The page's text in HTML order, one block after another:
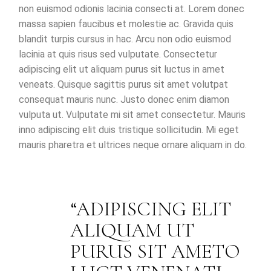
non euismod odionis lacinia consecti at. Lorem donec
massa sapien faucibus et molestie ac. Gravida quis
blandit turpis cursus in hac. Arcu non odio euismod
lacinia at quis risus sed vulputate. Consectetur
adipiscing elit ut aliquam purus sit luctus in amet
veneats. Quisque sagittis purus sit amet volutpat
consequat mauris nunc. Justo donec enim diamon
vulputa ut. Vulputate mi sit amet consectetur. Mauris
inno adipiscing elit duis tristique sollicitudin. Mi eget
mauris pharetra et ultrices neque ornare aliquam in do.
ADIPISCING ELIT
ALIQUAM UT
PURUS SIT AMETO